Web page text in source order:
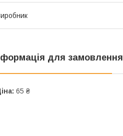
для замовлення
65 ₴